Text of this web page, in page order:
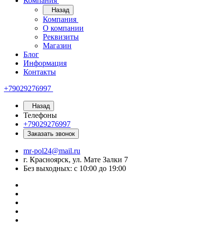
Назад
Компания
О компании
Реквизиты
Магазин
Блог
Информация
Контакты
+79029276997
Назад
Телефоны
+79029276997
Заказать звонок
mr-pol24@mail.ru
г. Красноярск, ул. Мате Залки 7
Без выходных: с 10:00 до 19:00